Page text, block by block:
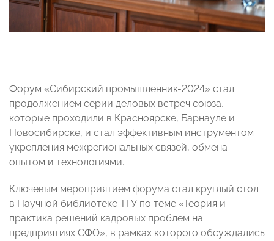
Форум «Сибирский промышленник-2024» стал
продолжением серии деловых встреч союза,
которые проходили в Красноярске, Барнауле и
Новосибирске, и стал эффективным инструментом
укрепления межрегиональных связей, обмена
опытом и технологиями.
Ключевым мероприятием форума стал круглый стол
в Научной библиотеке ТГУ по теме «Теория и
практика решений кадровых проблем на
предприятиях СФО», в рамках которого обсуждались